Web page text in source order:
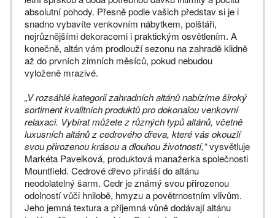
absolutní pohody. Přesně podle vašich představ si je i
snadno vybavíte venkovním nábytkem, polštáři,
nejrůznějšími dekoracemi i praktickým osvětlením. A
konečně, altán vám prodlouží sezonu na zahradě klidně
až do prvních zimních měsíců, pokud nebudou
vyloženě mrazivé.
„V rozsáhlé kategorii zahradních altánů nabízíme široký
sortiment kvalitních produktů pro dokonalou venkovní
relaxaci. Vybírat můžete z různých typů altánů, včetně
luxusních altánů z cedrového dřeva, které vás okouzlí
svou přirozenou krásou a dlouhou životností,“vysvětluje
Markéta Pavelková, produktová manažerka společnosti
Mountfield. Cedrové dřevo přináší do altánu
neodolatelný šarm. Cedr je známý svou přirozenou
odolností vůči hnilobě, hmyzu a povětrnostním vlivům.
Jeho jemná textura a příjemná vůně dodávají altánu